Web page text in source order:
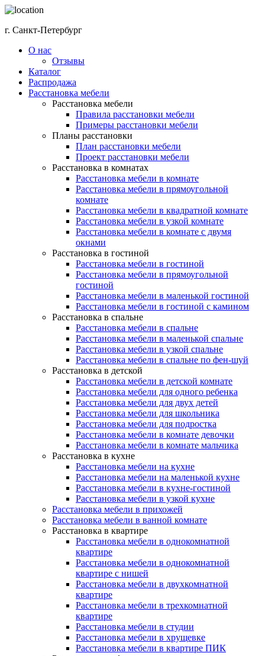
г. Санкт-Петербург
О нас
Отзывы
Каталог
Распродажа
Расстановка мебели
Расстановка мебели
Правила расстановки мебели
Примеры расстановки мебели
Планы расстановки
План расстановки мебели
Проект расстановки мебели
Расстановка в комнатах
Расстановка мебели в комнате
Расстановка мебели в прямоугольной
комнате
Расстановка мебели в квадратной комнате
Расстановка мебели в узкой комнате
Расстановка мебели в комнате с двумя
окнами
Расстановка в гостиной
Расстановка мебели в гостиной
Расстановка мебели в прямоугольной
гостиной
Расстановка мебели в маленькой гостиной
Расстановка мебели в гостиной с камином
Расстановка в спальне
Расстановка мебели в спальне
Расстановка мебели в маленькой спальне
Расстановка мебели в узкой спальне
Расстановка мебели в спальне по фен-шуй
Расстановка в детской
Расстановка мебели в детской комнате
Расстановка мебели для одного ребенка
Расстановка мебели для двух детей
Расстановка мебели для школьника
Расстановка мебели для подростка
Расстановка мебели в комнате девочки
Расстановка мебели в комнате мальчика
Расстановка в кухне
Расстановка мебели на кухне
Расстановка мебели на маленькой кухне
Расстановка мебели в кухне-гостиной
Расстановка мебели в узкой кухне
Расстановка мебели в прихожей
Расстановка мебели в ванной комнате
Расстановка в квартире
Расстановка мебели в однокомнатной
квартире
Расстановка мебели в однокомнатной
квартире с нишей
Расстановка мебели в двухкомнатной
квартире
Расстановка мебели в трехкомнатной
квартире
Расстановка мебели в студии
Расстановка мебели в хрущевке
Расстановка мебели в квартире ПИК